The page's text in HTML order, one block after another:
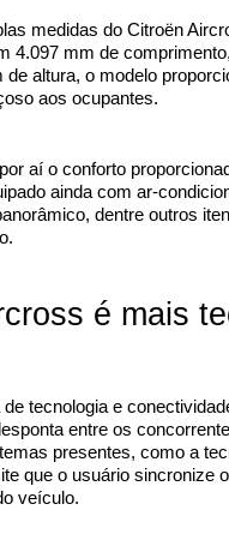
medidas do Citroën
4.097 mm de
de altura, o modelo
aos ocupantes.
aí o conforto
ainda com ar-
dentre outros
é mais
de tecnologia e
entre os
presentes, como a
que o usuário sincronize
veículo.